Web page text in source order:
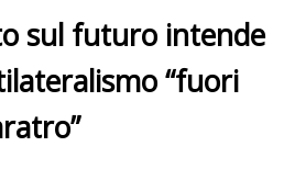
sul futuro intende
“fuori